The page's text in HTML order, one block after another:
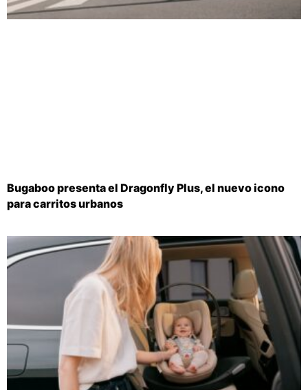
Bugaboo presenta el Dragonfly Plus, el nuevo icono
para carritos urbanos